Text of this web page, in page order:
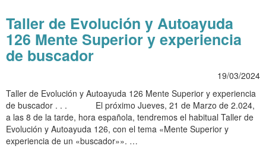
Taller de Evolución y Autoayuda
126 Mente Superior y experiencia
de buscador
19/03/2024
Taller de Evolución y Autoayuda 126 Mente Superior y experiencia
de buscador . . . El próximo Jueves, 21 de Marzo de 2.024,
a las 8 de la tarde, hora española, tendremos el habitual Taller de
Evolución y Autoayuda 126, con el tema «Mente Superior y
experiencia de un «buscador»». …